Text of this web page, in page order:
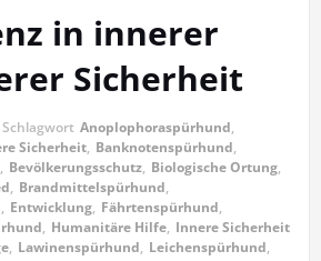
in innerer
Sicherheit
Schlagwort Anoplophoraspürhund,
Sicherheit, Banknotenspürhund,
, Bevölkerungsschutz, Biologische Ortung,
, Brandmittelspürhund,
, Entwicklung, Fährtenspürhund,
, Humanitäre Hilfe, Innere Sicherheit
, Lawinenspürhund, Leichenspürhund,